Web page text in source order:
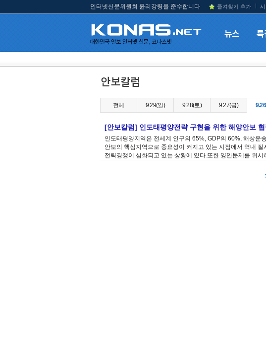
인터넷신문위원회 윤리강령을 준수합니다 즐겨찾기 추가
전체 9.29(일) 9.28(토) 9.27(금)
[안보칼럼] 인도태평양전략 구현을 위한 해양안보
인도태평양지역은 전세계 인구의 65%, GDP의 60%, 해상운
안보의 핵심지역으로 중요성이 커지고 있는 시점에서 역내
전략경쟁이 심화되고 있는 상황에 있다.또한 양안문제를 위시